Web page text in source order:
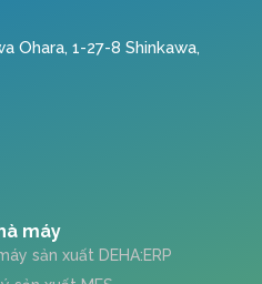
Ohara, 1-27-8 Shinkawa,
máy
sản xuất DEHA:ERP